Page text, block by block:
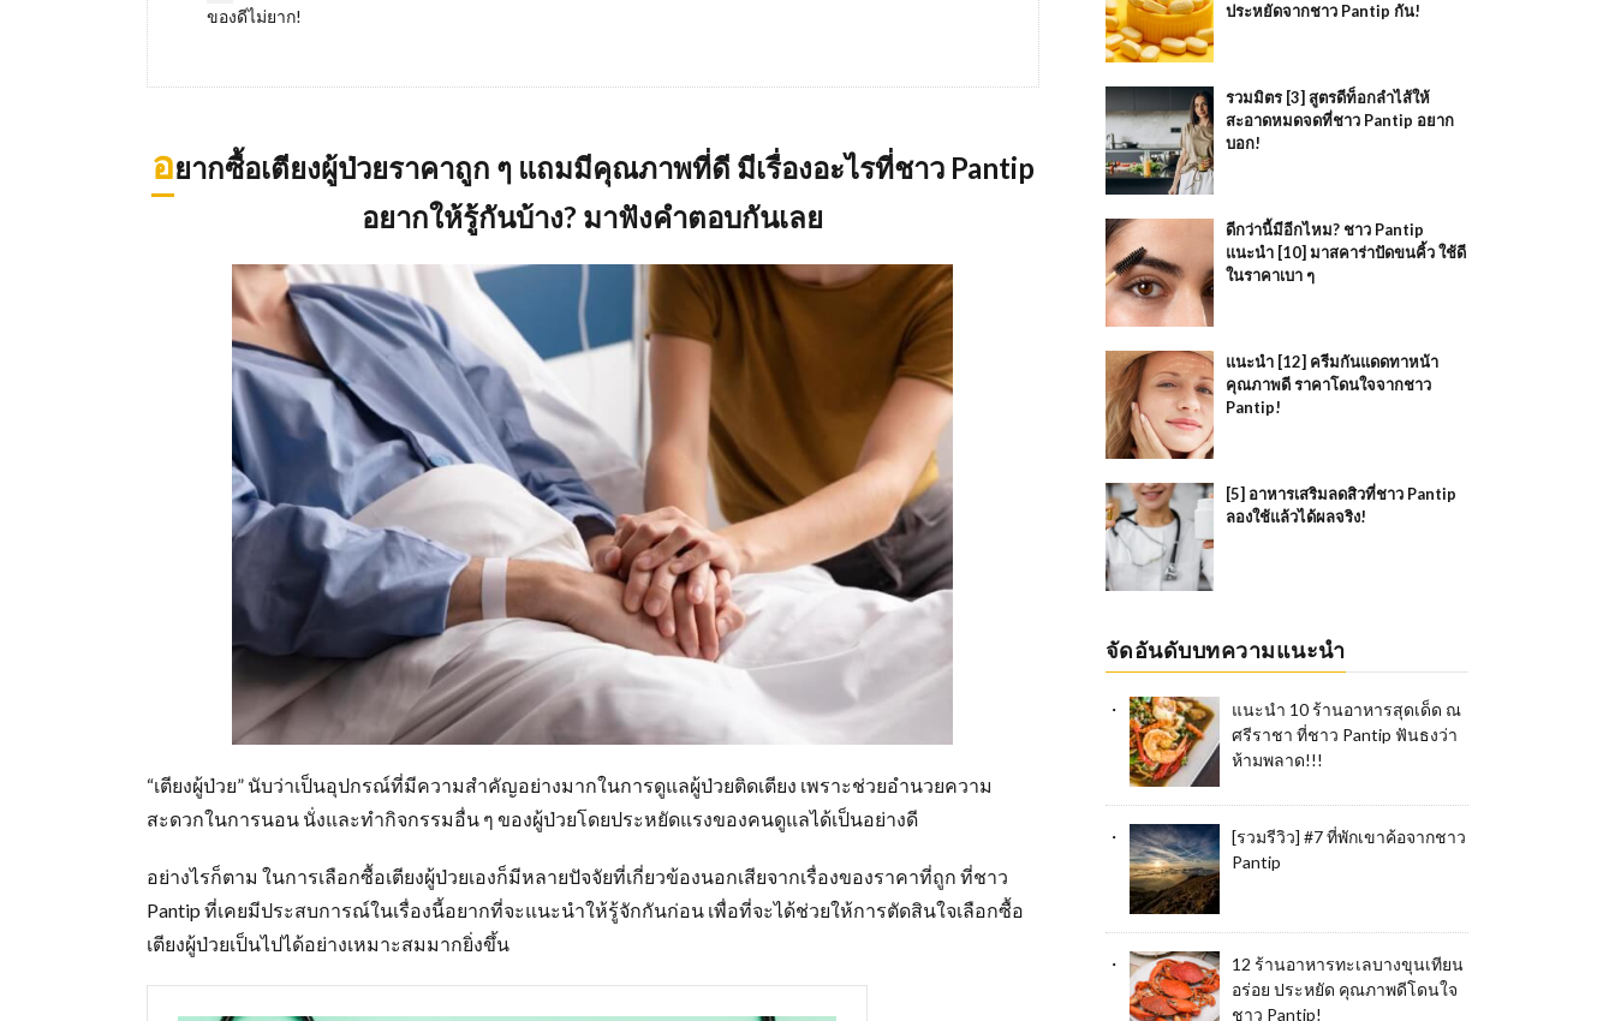
ของดีไม่ยาก!
อยากซื้อเตียงผู้ป่วยราคาถูก ๆ แถมมีคุณภาพที่ดี มีเรื่องอะไรที่ชาว Pantip
อยากให้รู้กันบ้าง? มาฟังคำตอบกันเลย
“เตียงผู้ป่วย” นับว่าเป็นอุปกรณ์ที่มีความสำคัญอย่างมากในการดูแลผู้ป่วยติดเตียง เพราะช่วยอำนวยความ
สะดวกในการนอน นั่งและทำกิจกรรมอื่น ๆ ของผู้ป่วยโดยประหยัดแรงของคนดูแลได้เป็นอย่างดี
อย่างไรก็ตาม ในการเลือกซื้อเตียงผู้ป่วยเองก็มีหลายปัจจัยที่เกี่ยวข้องนอกเสียจากเรื่องของราคาที่ถูก ที่ชาว
Pantip ที่เคยมีประสบการณ์ในเรื่องนี้อยากที่จะแนะนำให้รู้จักกันก่อน เพื่อที่จะได้ช่วยให้การตัดสินใจเลือกซื้อ
เตียงผู้ป่วยเป็นไปได้อย่างเหมาะสมมากยิ่งขึ้น
ประหยัดจากชาว Pantip กัน!
รวมมิตร [3] สูตรดีท็อกลำไส้ให้
สะอาดหมดจดที่ชาว Pantip อยาก
บอก!
ดีกว่านี้มีอีกไหม? ชาว Pantip
แนะนำ [10] มาสคาร่าปัดขนคิ้ว ใช้ดี
ในราคาเบา ๆ
แนะนำ [12] ครีมกันแดดทาหน้า
คุณภาพดี ราคาโดนใจจากชาว
Pantip!
[5] อาหารเสริมลดสิวที่ชาว Pantip
ลองใช้แล้วได้ผลจริง!
จัดอันดับบทความแนะนำ
แนะนำ 10 ร้านอาหารสุดเด็ด ณ
ศรีราชา ที่ชาว Pantip ฟันธงว่า
ห้ามพลาด!!!
[รวมรีวิว] #7 ที่พักเขาค้อจากชาว
Pantip
12 ร้านอาหารทะเลบางขุนเทียน
อร่อย ประหยัด คุณภาพดีโดนใจ
ชาว Pantip!